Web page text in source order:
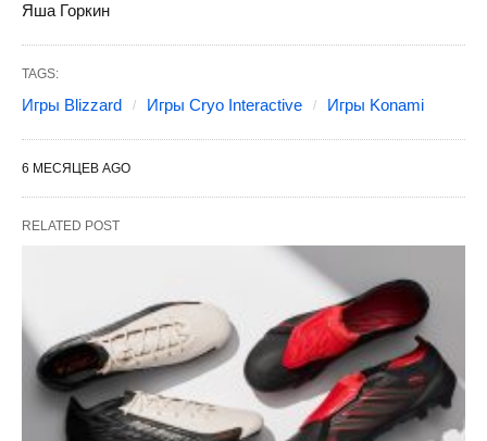
Яша Горкин
TAGS:
Игры Blizzard Игры Cryo Interactive Игры Konami
6 МЕСЯЦЕВ AGO
RELATED POST